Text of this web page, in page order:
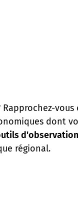
vous
dont
d'observation
régional.